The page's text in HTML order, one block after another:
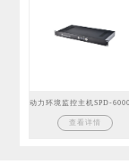
查看详情